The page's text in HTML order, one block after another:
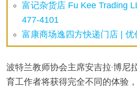
富记杂货店 Fu Kee Trading
477-4101
富康商场逸四方快递门店 | 优
波特兰教师协会主席安吉拉·博尼
育工作者将获得完全不同的体验